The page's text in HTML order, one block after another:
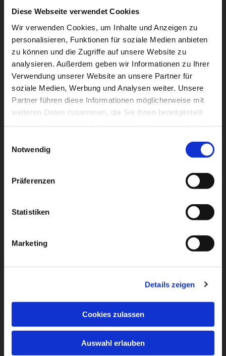
Diese Webseite verwendet Cookies
Wir verwenden Cookies, um Inhalte und Anzeigen zu
personalisieren, Funktionen für soziale Medien anbieten
zu können und die Zugriffe auf unsere Website zu
analysieren. Außerdem geben wir Informationen zu Ihrer
Verwendung unserer Website an unsere Partner für
soziale Medien, Werbung und Analysen weiter. Unsere
Partner führen diese Informationen möglicherweise mit
weiteren Daten zusammen, die Sie ihnen bereitgestellt
Notwendig
Präferenzen
Statistiken
Marketing
Details zeigen
Cookies zulassen
Auswahl erlauben
Dies könnte Sie auch